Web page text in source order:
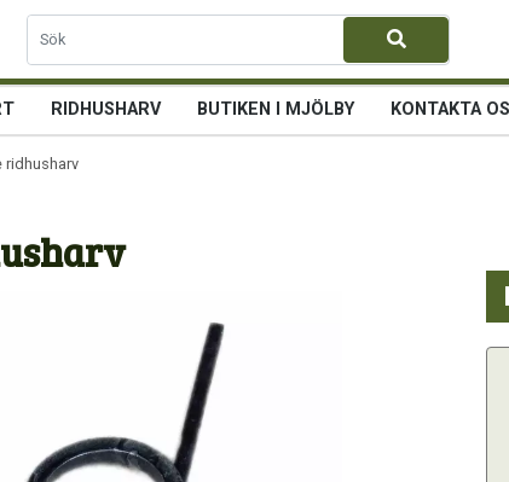
RIDHUSHARV BUTIKEN I MJÖLBY KONTAKTA
ridhusharv